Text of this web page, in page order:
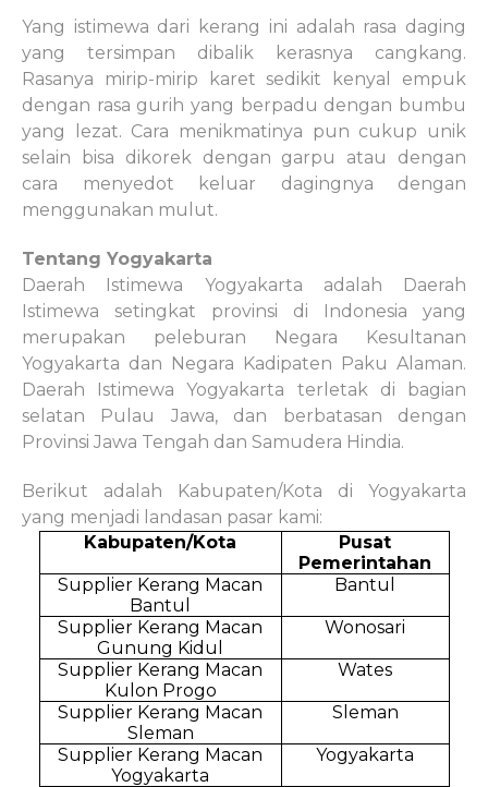
Yang istimewa dari kerang ini adalah rasa daging
yang tersimpan dibalik kerasnya cangkang.
Rasanya mirip-mirip karet sedikit kenyal empuk
dengan rasa gurih yang berpadu dengan bumbu
yang lezat. Cara menikmatinya pun cukup unik
selain bisa dikorek dengan garpu atau dengan
cara menyedot keluar dagingnya dengan
menggunakan mulut.
Tentang Yogyakarta
Daerah Istimewa Yogyakarta adalah Daerah
Istimewa setingkat provinsi di Indonesia yang
merupakan peleburan Negara Kesultanan
Yogyakarta dan Negara Kadipaten Paku Alaman.
Daerah Istimewa Yogyakarta terletak di bagian
selatan Pulau Jawa, dan berbatasan dengan
Provinsi Jawa Tengah dan Samudera Hindia.
Berikut adalah Kabupaten/Kota di Yogyakarta
yang menjadi landasan pasar kami:
Kabupaten/Kota
Pusat
Pemerintahan
Supplier Kerang Macan
Bantul
Bantul
Supplier Kerang Macan
Gunung Kidul
Wonosari
Supplier Kerang Macan
Kulon Progo
Wates
Supplier Kerang Macan
Sleman
Sleman
Supplier Kerang Macan
Yogyakarta
Yogyakarta